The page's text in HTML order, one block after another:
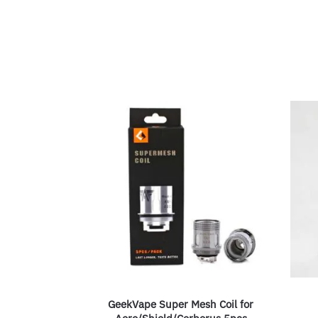
GeekVape Super Mesh Coil for